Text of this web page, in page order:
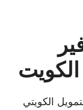
الكويت
الكويتي